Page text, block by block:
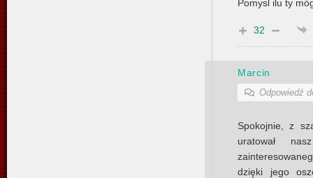
Pomysl ilu ty
32
Marcin
Odpowiedź
Spokojnie, z
uratował
dzięki jego